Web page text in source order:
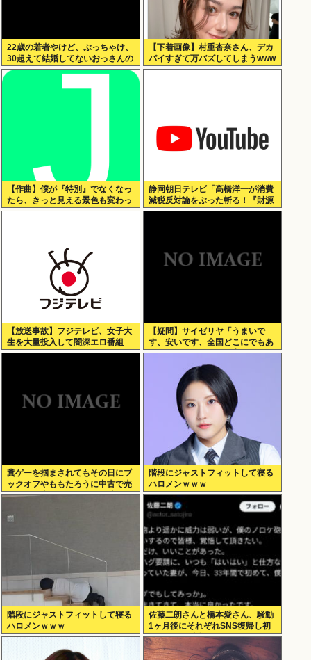
22歳の若者やけど、ぶっちゃけ、
30超えて結婚してないおっさんの
こと見下してる
【下着画像】村重杏奈さん、デカ
パイすぎて万バズしてしまうwww
【作曲】僕が『特別』でなくなっ
たら、きっと見える景色も変わっ
てしまう。⋯だから曖昧でいい。
静岡朝日テレビ「高橋洋一が消費
減税反対論をぶった斬る！『財源
ない』を完全論破」
【放送事故】フジテレビ、女子大
生を大量投入して闇深エロ番組
www
【疑問】サイゼリヤ「うまいで
す、安いです、全国どこにでもあ
ります」←こいつの弱点
糞ゲーを掴まされてもその日にブ
ックオフやももたろうに中古で売
りつける事ができなくなる時代に
階段にジャストフィットして寝る
ハロメンｗｗｗ
階段にジャストフィットして寝る
ハロメンｗｗｗ
佐藤二朗さんと橋本愛さん、騒動
1ヶ月後にそれぞれSNS復帰し初
ツイートが出揃う